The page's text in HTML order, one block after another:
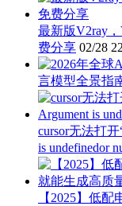
最新版V2ray，
费分享 02/28
言模型全景指
cursor无法打开
is undefinedor
【2025】低